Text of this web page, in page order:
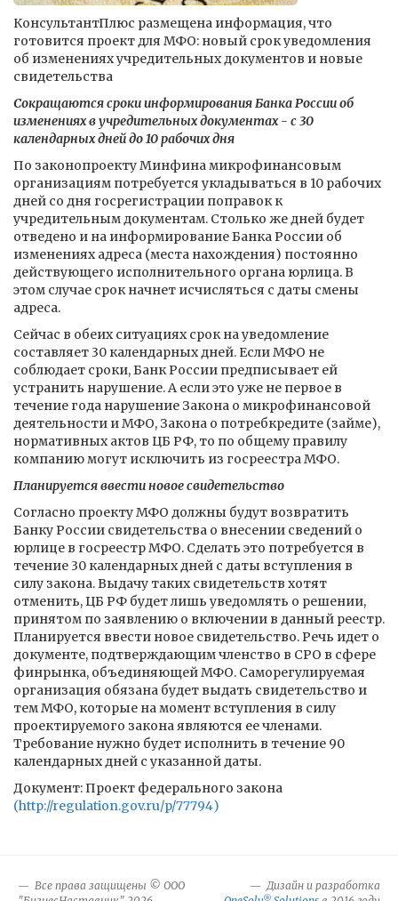
КонсультантПлюс размещена информация, что
готовится проект для МФО: новый срок уведомления
об изменениях учредительных документов и новые
свидетельства
Сокращаются сроки информирования Банка России об
изменениях в учредительных документах - с 30
календарных дней до 10 рабочих дня
По законопроекту Минфина микрофинансовым
организациям потребуется укладываться в 10 рабочих
дней со дня госрегистрации поправок к
учредительным документам. Столько же дней будет
отведено и на информирование Банка России об
изменениях адреса (места нахождения) постоянно
действующего исполнительного органа юрлица. В
этом случае срок начнет исчисляться с даты смены
адреса.
Сейчас в обеих ситуациях срок на уведомление
составляет 30 календарных дней. Если МФО не
соблюдает сроки, Банк России предписывает ей
устранить нарушение. А если это уже не первое в
течение года нарушение Закона о микрофинансовой
деятельности и МФО, Закона о потребкредите (займе),
нормативных актов ЦБ РФ, то по общему правилу
компанию могут исключить из госреестра МФО.
Планируется ввести новое свидетельство
Согласно проекту МФО должны будут возвратить
Банку России свидетельства о внесении сведений о
юрлице в госреестр МФО. Сделать это потребуется в
течение 30 календарных дней с даты вступления в
силу закона. Выдачу таких свидетельств хотят
отменить, ЦБ РФ будет лишь уведомлять о решении,
принятом по заявлению о включении в данный реестр.
Планируется ввести новое свидетельство. Речь идет о
документе, подтверждающим членство в СРО в сфере
финрынка, объединяющей МФО. Саморегулируемая
организация обязана будет выдать свидетельство и
тем МФО, которые на момент вступления в силу
проектируемого закона являются ее членами.
Требование нужно будет исполнить в течение 90
календарных дней с указанной даты.
Документ: Проект федерального закона
(http://regulation.gov.ru/p/77794)
Все права защищены © ООО
Дизайн и разработка
®